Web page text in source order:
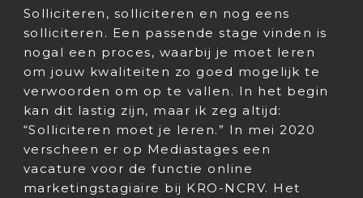
Solliciteren, solliciteren en nog eens
solliciteren. Een passende stage vinden is
nogal een proces, waarbij je moet leren
om jouw kwaliteiten zo goed mogelijk te
verwoorden om op te vallen. In het begin
kan dit lastig zijn, maar ik zeg altijd:
“Solliciteren moet je leren.” In mei 2020
verscheen er op Mediastages een
vacature voor de functie online
marketingstagiaire bij KRO-NCRV. Het